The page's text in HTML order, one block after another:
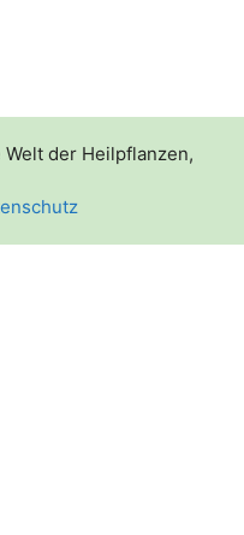
der Heilpflanzen,